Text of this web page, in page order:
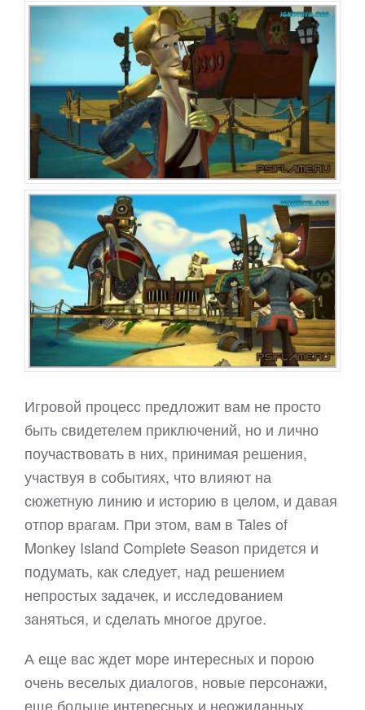
Игровой процесс предложит вам не просто
быть свидетелем приключений, но и лично
поучаствовать в них, принимая решения,
участвуя в событиях, что влияют на
сюжетную линию и историю в целом, и давая
отпор врагам. При этом, вам в Tales of
Monkey Island Complete Season придется и
подумать, как следует, над решением
непростых задачек, и исследованием
заняться, и сделать многое другое.
А еще вас ждет море интересных и порою
очень веселых диалогов, новые персонажи,
еще больше интересных и неожиданных